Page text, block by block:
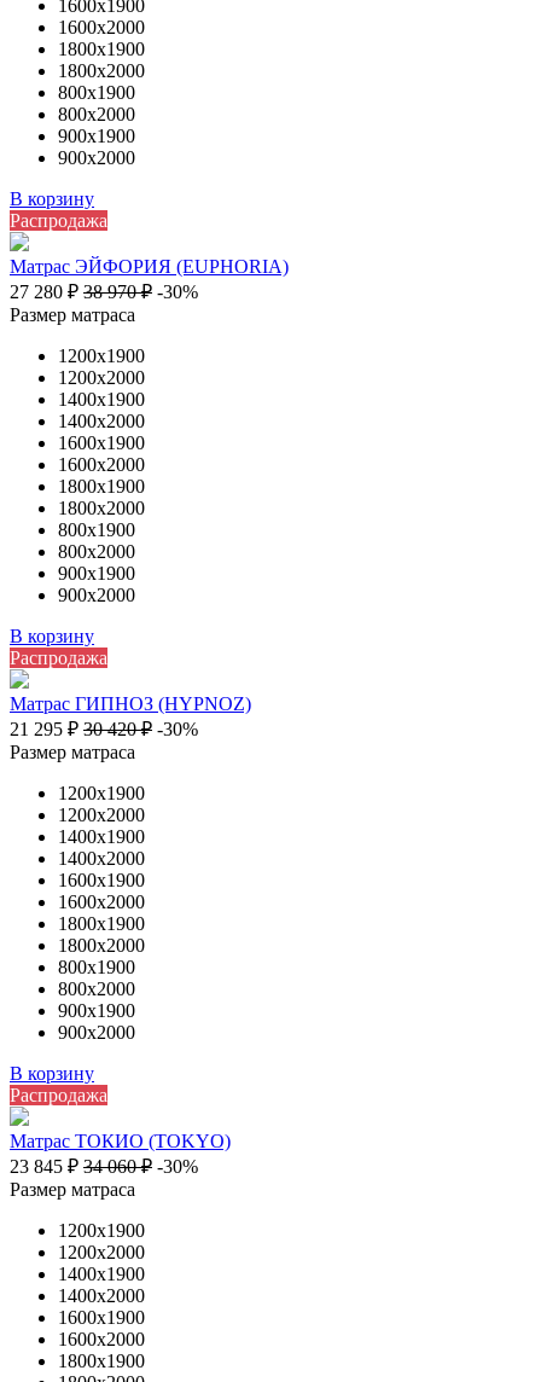
1600х1900
1600х2000
1800х1900
1800х2000
800х1900
800х2000
900х1900
900х2000
В корзину
Распродажа
Матрас ЭЙФОРИЯ (EUPHORIA)
27 280 ₽ 38 970₽ -30%
Размер матраса
1200х1900
1200х2000
1400х1900
1400х2000
1600х1900
1600х2000
1800х1900
1800х2000
800х1900
800х2000
900х1900
900х2000
В корзину
Распродажа
Матрас ГИПНОЗ (HYPNOZ)
21 295 ₽ 30 420₽ -30%
Размер матраса
1200х1900
1200х2000
1400х1900
1400х2000
1600х1900
1600х2000
1800х1900
1800х2000
800х1900
800х2000
900х1900
900х2000
В корзину
Распродажа
Матрас ТОКИО (TOKYO)
23 845 ₽ 34 060₽ -30%
Размер матраса
1200х1900
1200х2000
1400х1900
1400х2000
1600х1900
1600х2000
1800х1900